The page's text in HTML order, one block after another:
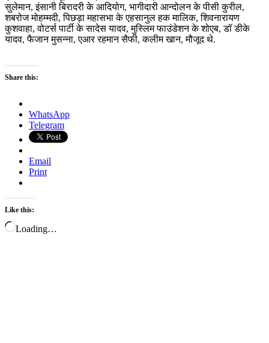
सुलेमान, इंसानी बिरादरी के आदियोग, भागीदारी आन्दोलन के पीसी कुरील,
शबरोज मोहम्मदी, पिछड़ा महासभा के एहसानुल हक मालिक, शिवनारायण
कुशवाहा, वोटर्स पार्टी के सादेस यादव, मुस्लिम फाउंडेशन के शोएब, डॉ डीके
यादव,फैजान मुसन्ना, एआर रहमान सैफी, कलीम खान, मौजूद थे.
Share this:
WhatsApp
Telegram
Email
Print
Like this:
Loading…